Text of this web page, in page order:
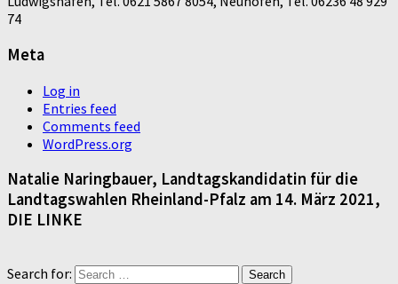
74
Meta
Log in
Entries feed
Comments feed
WordPress.org
Natalie Naringbauer, Landtagskandidatin für die
Landtagswahlen Rheinland-Pfalz am 14. März 2021,
DIE LINKE
Search for: